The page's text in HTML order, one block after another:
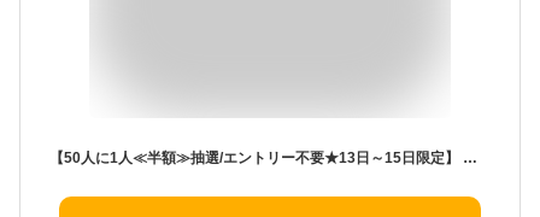
【50人に1人≪半額≫抽選/エントリー不要★13日～15日限定】 【 160cm / 180cm 】 ガーメントバッグ ドレス 持ち運び バッグ ドレス カバー レディース ウエディングドレス パーティ 結婚式 フォトウェディング 収納 旅行 ドレスカバー ドレスバッグ 衣装 不織布 衣類 ケー